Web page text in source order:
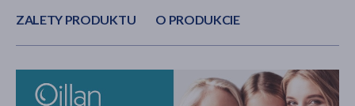
ZALETY PRODUKTU O PRODUKCIE